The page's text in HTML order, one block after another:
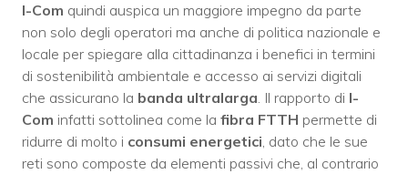
I-Com quindi auspica un maggiore impegno da parte
non solo degli operatori ma anche di politica nazionale e
locale per spiegare alla cittadinanza i benefici in termini
di sostenibilità ambientale e accesso ai servizi digitali
che assicurano la banda ultralarga. Il rapporto di I-
Com infatti sottolinea come la fibra FTTH permette di
ridurre di molto i consumi energetici, dato che le sue
reti sono composte da elementi passivi che, al contrario